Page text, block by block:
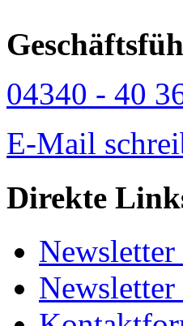
04340 - 40
E-Mail
Direkte
Newsletter